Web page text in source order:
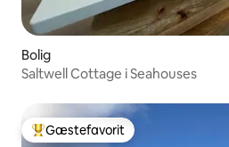
Bolig
Saltwell Cottage i Seahouses
Bedste gæstefavorit
Gæstefavorit